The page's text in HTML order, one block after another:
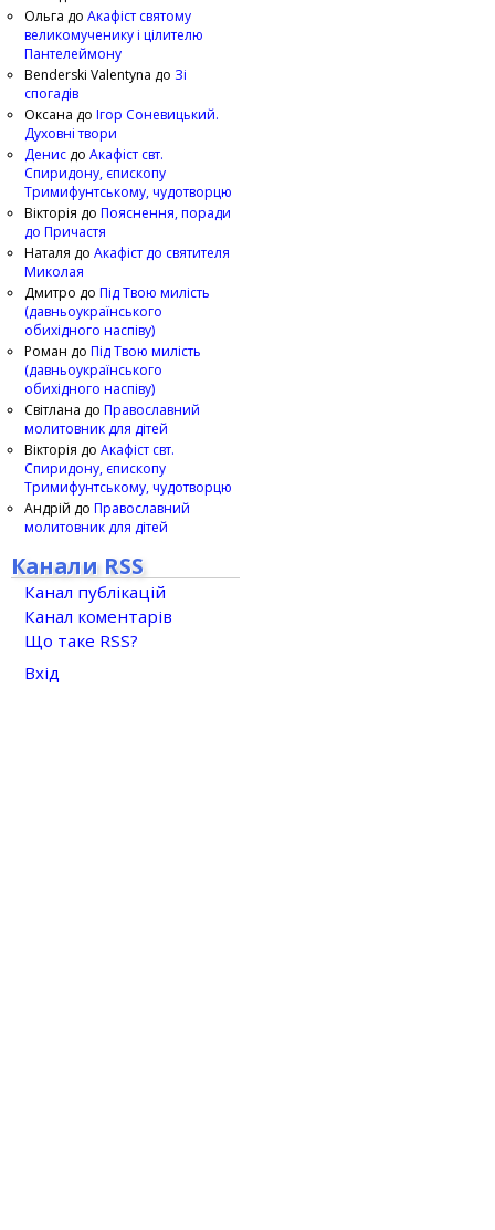
Ольга до Акафіст святому
великомученику і цілителю
Пантелеймону
Benderski Valentyna до Зі
спогадів
Оксана до Ігор Соневицький.
Духовні твори
Денис до Акафіст свт.
Спиридону, єпископу
Тримифунтському, чудотворцю
Вікторія до Пояснення, поради
до Причастя
Наталя до Акафіст до святителя
Миколая
Дмитро до Під Твою милість
(давньоукраїнського
обихідного наспіву)
Роман до Під Твою милість
(давньоукраїнського
обихідного наспіву)
Світлана до Православний
молитовник для дітей
Вікторія до Акафіст свт.
Спиридону, єпископу
Тримифунтському, чудотворцю
Андрій до Православний
молитовник для дітей
Канали RSS
Канал публікацій
Канал коментарів
Що таке RSS?
Вхід